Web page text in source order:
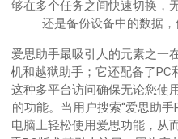
够在多个任务之间快速切换，
还是备份设备中的数据，
爱思助手最吸引人的元素之一
机和越狱助手；它还配备了PC
这种多平台访问确保无论您使
的功能。当用户搜索“爱思助
电脑上轻松使用爱思功能，从